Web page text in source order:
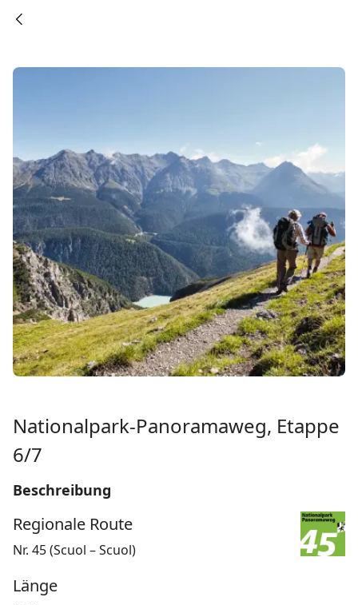
Nationalpark-Panoramaweg, Etappe
6/7
Beschreibung
Regionale Route
Nr. 45 (Scuol – Scuol)
Länge